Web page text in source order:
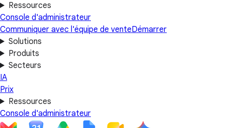
Ressources
Console d'administrateur
Communiquer avec l'équipe de venteDémarrer
Solutions
Produits
Secteurs
IA
Prix
Ressources
Console d'administrateur